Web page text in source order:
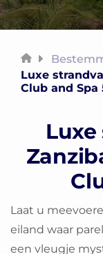
Luxe
Club and Spa
Laat u
eiland waar
een vleugje